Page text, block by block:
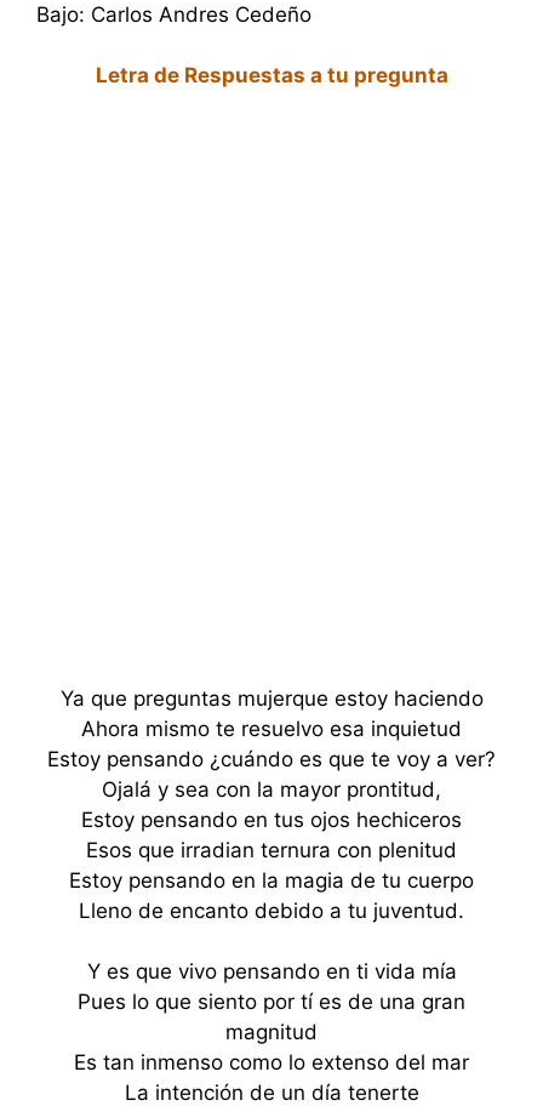
​Bajo: Carlos Andres Cedeño
Letra de Respuestas a tu pregunta
Ya que preguntas mujerque estoy haciendo
Ahora mismo te resuelvo esa inquietud
Estoy pensando ¿cuándo es que te voy a ver?
Ojalá y sea con la mayor prontitud,
Estoy pensando en tus ojos hechiceros
Esos que irradian ternura con plenitud
Estoy pensando en la magia de tu cuerpo
Lleno de encanto debido a tu juventud.
Y es que vivo pensando en ti vida mía
Pues lo que siento por tí es de una gran
magnitud
Es tan inmenso como lo extenso del mar
La intención de un día tenerte